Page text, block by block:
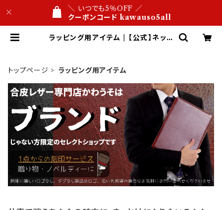
＼ いつでも5％OFF ／
クーポンコード kawauso5all
ラッピング用アイテム | 【公式】ネット
トップページ
ラッピング用アイテム